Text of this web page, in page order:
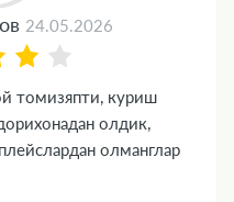
24.05.2026
томизяпти, куриш
олдик,
олманглар